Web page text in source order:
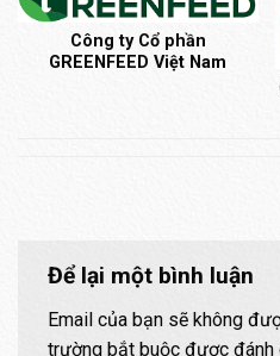
Công ty Cổ phần
GREENFEEDViệt Nam
Để lại một bình luận
Email của bạn sẽ không
trường bắt buộc được đánh